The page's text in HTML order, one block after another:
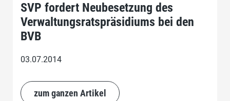
SVP fordert Neubesetzung des
Verwaltungsratspräsidiums bei den
BVB
03.07.2014
zum ganzen Artikel